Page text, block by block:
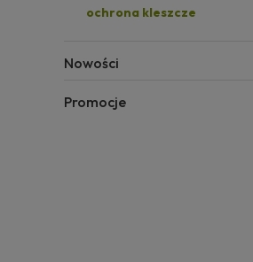
ochrona kleszcze
Nowości
Promocje